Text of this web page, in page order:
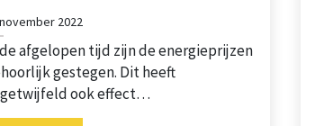
2022
afgelopen tijd zijn de energieprijzen
gestegen. Dit heeft
ook effect…